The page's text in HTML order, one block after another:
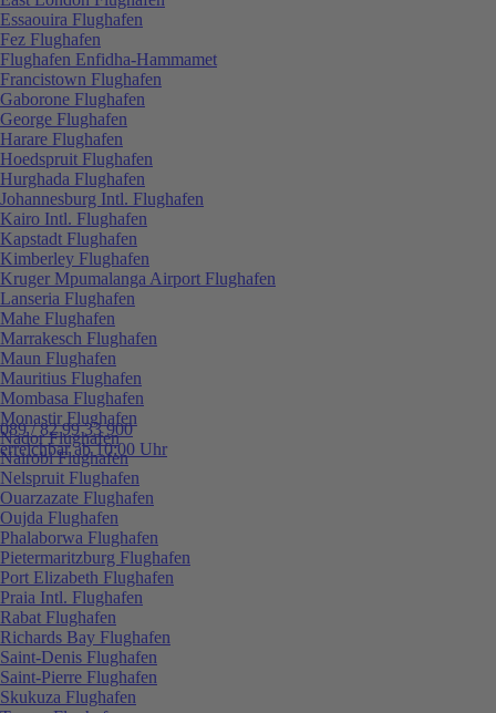
089 / 82 99 33 900
erreichbar ab 10:00 Uhr
Essaouira Flughafen
Fez Flughafen
Flughafen Enfidha-Hammamet
Francistown Flughafen
Gaborone Flughafen
George Flughafen
Harare Flughafen
Hoedspruit Flughafen
Hurghada Flughafen
Johannesburg Intl. Flughafen
Kairo Intl. Flughafen
Kapstadt Flughafen
Kimberley Flughafen
Kruger Mpumalanga Airport Flughafen
Lanseria Flughafen
Mahe Flughafen
Marrakesch Flughafen
Maun Flughafen
Mauritius Flughafen
Mombasa Flughafen
Monastir Flughafen
Nador Flughafen
Nairobi Flughafen
Nelspruit Flughafen
Ouarzazate Flughafen
Oujda Flughafen
Phalaborwa Flughafen
Pietermaritzburg Flughafen
Port Elizabeth Flughafen
Praia Intl. Flughafen
Rabat Flughafen
Richards Bay Flughafen
Saint-Denis Flughafen
Saint-Pierre Flughafen
Skukuza Flughafen